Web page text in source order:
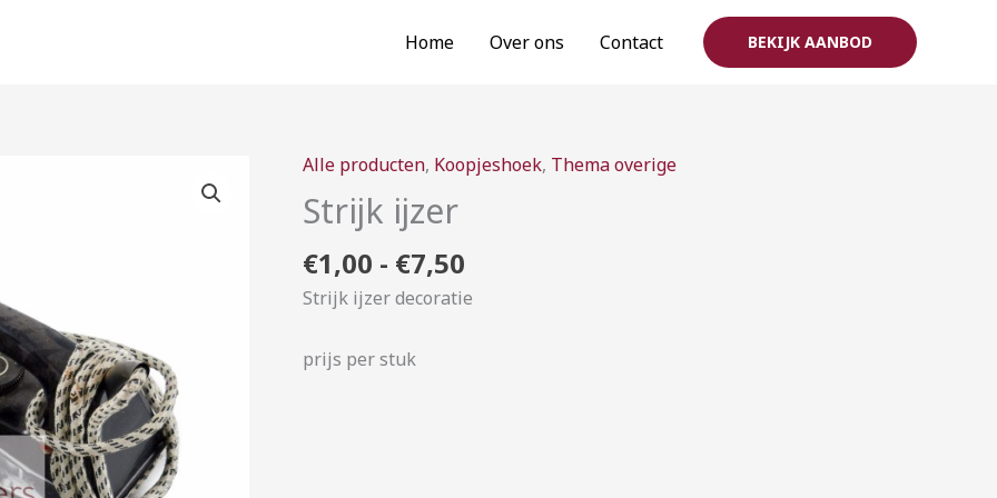
Home Over ons Contact BEKIJK AANBOD
Alle producten, Koopjeshoek, Thema overige
Strijk ijzer
€1,00 - €7,50
Prijsklasse:
Strijk ijzer decoratie
prijs per stuk
Strijk
ijzer
aantal